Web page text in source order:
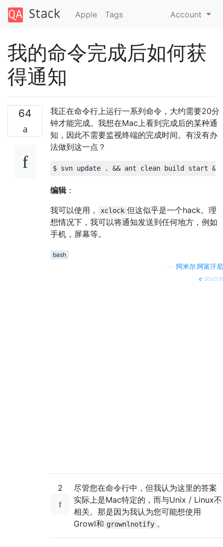
Apple Tags Account
我的命令完成后如何获
得通知
64
我正在命令行上运行一系列命令，大约需要20分
钟才能完成。我想在Mac上看到完成后的某种通
知，因此不需要监视终端的完成时间。有没有办
法做到这一点？
$ svn update . && ant clean build start &&
编辑：
我可以使用，
xclock 但这似乎是一个hack。理
想情况下，我可以将通知发送到任何地方，例如
手机，屏幕等。
bash
阿米尔·阿富汗尼
source
2
尽管您在命令行中，但我认为这里的答案
实际上是Mac特定的，而与Unix / Linux不
相关。那是因为我认为您可能想使用
Growl和 grownlnotify 。